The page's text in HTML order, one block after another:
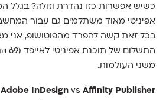
כשיש אפשרות כזו נהדרת וזולה? בגלל
אפיניטי מאוד משתלמים גם עבור המחשב
בכל זאת קשה להפרד מהפוטושופ, אני
התשלום
משני העולמות.
Adobe InDesign vsAffinity Publisher